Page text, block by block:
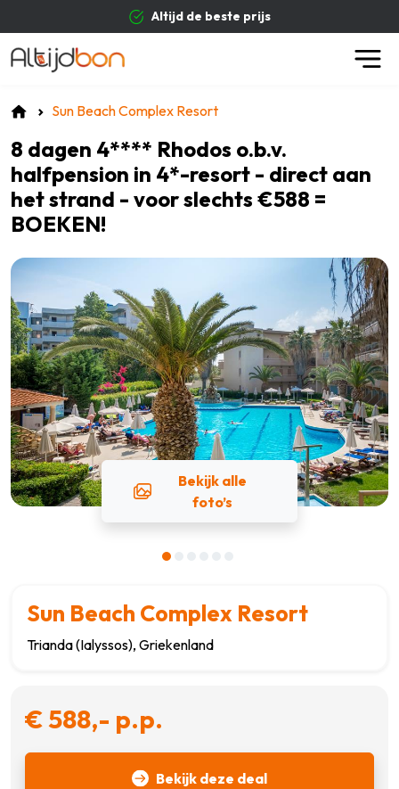
Altijd de beste prijs
Sun Beach Complex Resort
8 dagen 4**** Rhodos o.b.v.
halfpension in 4*-resort - direct aan
het strand - voor slechts €588 =
BOEKEN!
Bekijk alle
foto’s
Sun Beach Complex Resort
Trianda (Ialyssos), Griekenland
€ 588,- p.p.
Bekijk deze deal